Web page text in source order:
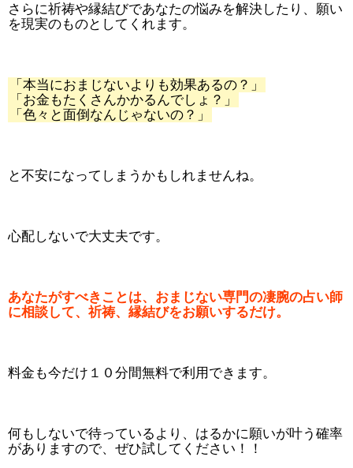
さらに祈祷や縁結びであなたの悩みを解決したり、願い
を現実のものとしてくれます。
「本当におまじないよりも効果あるの？」
「お金もたくさんかかるんでしょ？」
「色々と面倒なんじゃないの？」
と不安になってしまうかもしれませんね。
心配しないで大丈夫です。
あなたがすべきことは、おまじない専門の凄腕の占い師
に相談して、祈祷、縁結びをお願いするだけ。
料金も今だけ１０分間無料で利用できます。
何もしないで待っているより、はるかに願いが叶う確率
がありますので、ぜひ試してください！！